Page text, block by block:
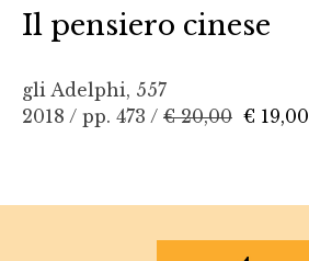
Il pensiero cinese
gli Adelphi, 557
2018 / pp. 473 / € 20,00 € 19,00